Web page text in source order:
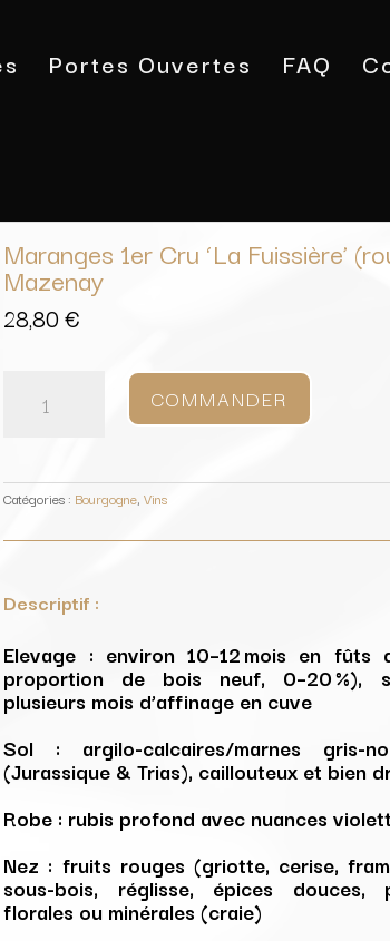
Portes Ouvertes FAQ
Maranges 1er Cru ‘La Fuissière’
Mazenay
28,80€
Maranges
Fuissière'
(rouge)
Cave
COMMANDER
Catégories : Bourgogne,Vins
Descriptif :
Elevage : environ 10–12 mois en fûts
proportion de bois neuf, 0–20 %),
plusieurs mois d’affinage en cuve
Sol : argilo-calcaires/marnes gris-
(Jurassique & Trias), caillouteux et bien
Robe : rubis profond avec nuances
Nez : fruits rouges (griotte, cerise,
sous-bois, réglisse, épices douces,
florales ou minérales (craie)